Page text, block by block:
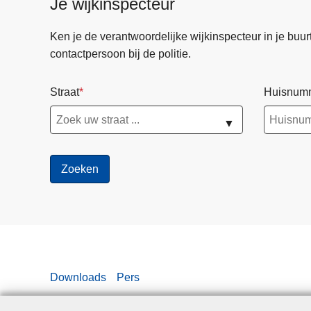
Ken je de verantwoordelijke wijkinspecteur in je
contactpersoon bij de politie.
Straat
▼
Downloads Pers